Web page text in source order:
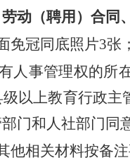
动（聘用）合同
免冠同底照片3张
人事管理权的所
以上教育行政
门和人社部门同
他相关材料按备